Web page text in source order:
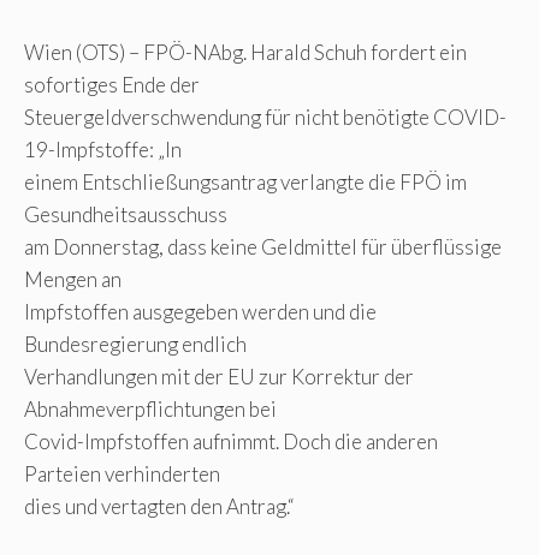
Wien (OTS) – FPÖ-NAbg. Harald Schuh fordert ein
sofortiges Ende der
Steuergeldverschwendung für nicht benötigte COVID-
19-Impfstoffe: „In
einem Entschließungsantrag verlangte die FPÖ im
Gesundheitsausschuss
am Donnerstag, dass keine Geldmittel für überflüssige
Mengen an
Impfstoffen ausgegeben werden und die
Bundesregierung endlich
Verhandlungen mit der EU zur Korrektur der
Abnahmeverpflichtungen bei
Covid-Impfstoffen aufnimmt. Doch die anderen
Parteien verhinderten
dies und vertagten den Antrag.“